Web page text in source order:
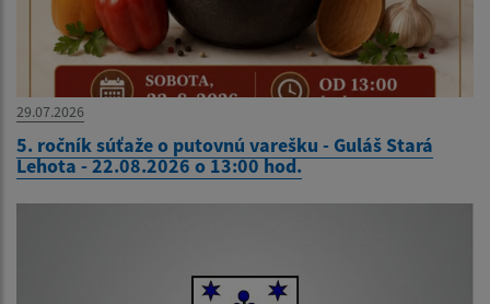
29.07.2026
5. ročník súťaže o putovnú varešku - Guláš Stará
Lehota - 22.08.2026 o 13:00 hod.